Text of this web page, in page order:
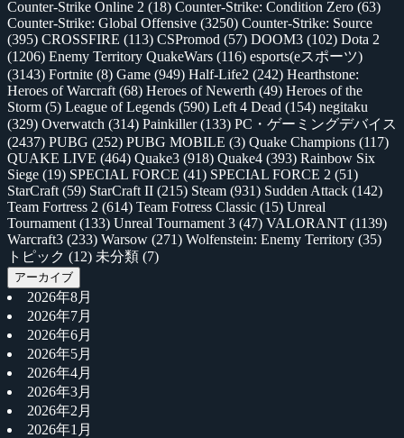
Counter-Strike Online 2 (18) Counter-Strike: Condition Zero (63)
Counter-Strike: Global Offensive (3250) Counter-Strike: Source
(395) CROSSFIRE (113) CSPromod (57) DOOM3 (102) Dota 2
(1206) Enemy Territory QuakeWars (116) esports(eスポーツ)
(3143) Fortnite (8) Game (949) Half-Life2 (242) Hearthstone:
Heroes of Warcraft (68) Heroes of Newerth (49) Heroes of the
Storm (5) League of Legends (590) Left 4 Dead (154) negitaku
(329) Overwatch (314) Painkiller(133) PC・ゲーミングデバイス
(2437) PUBG (252) PUBG MOBILE (3) Quake Champions (117)
QUAKE LIVE (464) Quake3 (918) Quake4 (393) Rainbow Six
Siege (19) SPECIAL FORCE (41) SPECIAL FORCE 2 (51)
StarCraft (59) StarCraft II (215) Steam (931) Sudden Attack (142)
Team Fortress 2 (614) Team Fotress Classic (15) Unreal
Tournament (133) Unreal Tournament 3 (47) VALORANT (1139)
Warcraft3 (233) Warsow (271) Wolfenstein: Enemy Territory (35)
トピック (12) 未分類 (7)
アーカイブ
2026年8月
2026年7月
2026年6月
2026年5月
2026年4月
2026年3月
2026年2月
2026年1月